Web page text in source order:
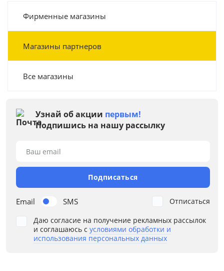
Фирменные магазины
Магазины партнеров
Все магазины
Узнай об акции первым!
Подпишись на нашу рассылку
Email SMS
Ваш email
Подписаться
Даю согласие на получение рекламных рассылок
и соглашаюсь с условиями обработки и
использования персональных данных
Отписаться